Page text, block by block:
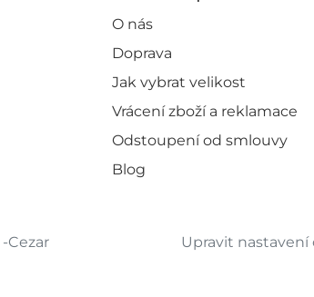
O nás
Doprava
Jak vybrat velikost
Vrácení zboží a reklamace
Odstoupení od smlouvy
Blog
-Cezar
Upravit nastavení